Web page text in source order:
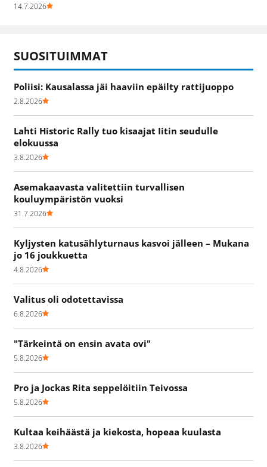
14.7.2026
SUOSITUIMMAT
Poliisi: Kausalassa jäi haaviin epäilty rattijuoppo
2.8.2026
Lahti Historic Rally tuo kisaajat Iitin seudulle
elokuussa
3.8.2026
Asemakaavasta valitettiin turvallisen
kouluympäristön vuoksi
31.7.2026
Kyljysten katusählyturnaus kasvoi jälleen – Mukana
jo 16 joukkuetta
4.8.2026
Valitus oli odotettavissa
6.8.2026
"Tärkeintä on ensin avata ovi"
5.8.2026
Pro ja Jockas Rita seppelöitiin Teivossa
5.8.2026
Kultaa keihäästä ja kiekosta, hopeaa kuulasta
3.8.2026